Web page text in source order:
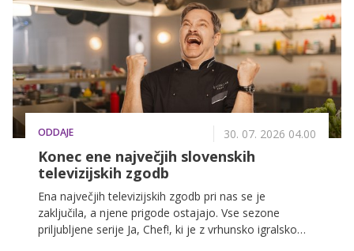
ODDAJE 30. 07. 2026 04.00
Konec ene največjih slovenskih
televizijskih zgodb
Ena največjih televizijskih zgodb pri nas se je
zaključila, a njene prigode ostajajo. Vse sezone
priljubljene serije Ja, Chef!, ki je z vrhunsko igralsko